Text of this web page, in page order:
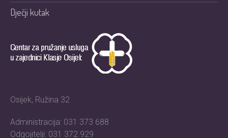
Dječji kutak
Osijek, Ružina 32
Administracija: 031 373 688
Odgojitelji: 031 372 929